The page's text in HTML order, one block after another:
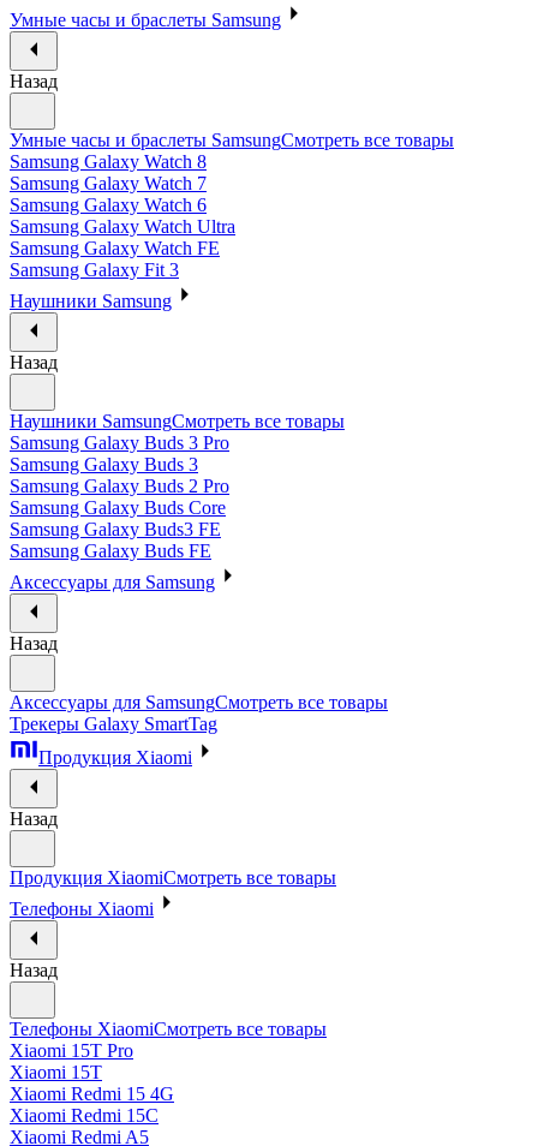
Умные часы и браслеты Samsung
Назад
Умные часы и браслеты SamsungСмотреть все товары
Samsung Galaxy Watch 8
Samsung Galaxy Watch 7
Samsung Galaxy Watch 6
Samsung Galaxy Watch Ultra
Samsung Galaxy Watch FE
Samsung Galaxy Fit 3
Наушники Samsung
Назад
Наушники SamsungСмотреть все товары
Samsung Galaxy Buds 3 Pro
Samsung Galaxy Buds 3
Samsung Galaxy Buds 2 Pro
Samsung Galaxy Buds Core
Samsung Galaxy Buds3 FE
Samsung Galaxy Buds FE
Аксессуары для Samsung
Назад
Аксессуары для SamsungСмотреть все товары
Трекеры Galaxy SmartTag
Продукция Xiaomi
Назад
Продукция XiaomiСмотреть все товары
Телефоны Xiaomi
Назад
Телефоны XiaomiСмотреть все товары
Xiaomi 15T Pro
Xiaomi 15T
Xiaomi Redmi 15 4G
Xiaomi Redmi 15C
Xiaomi Redmi A5